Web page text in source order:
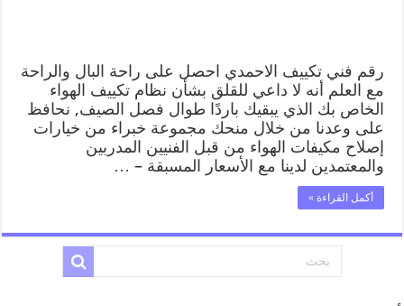
رقم فني تكييف الاحمدي احصل على راحة البال والراحة
مع العلم أنه لا داعي للقلق بشأن نظام تكييف الهواء
الخاص بك الذي يبقيك باردًا طوال فصل الصيف, نحافظ
على وعدنا من خلال منحك مجموعة خبراء من خيارات
إصلاح مكيفات الهواء من قبل الفنيين المدربين
والمعتمدين لدينا مع الأسعار المسبقة – …
أكمل القراءة »